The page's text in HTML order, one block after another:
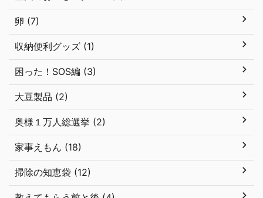
卵 (7)
収納便利グッズ (1)
困った！SOS編 (3)
大豆製品 (2)
奥様１万人総選挙 (2)
家事えもん (18)
掃除の知恵袋 (12)